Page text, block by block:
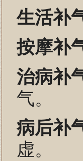
生活补
按摩补
治病补
气。
病后补
虚。